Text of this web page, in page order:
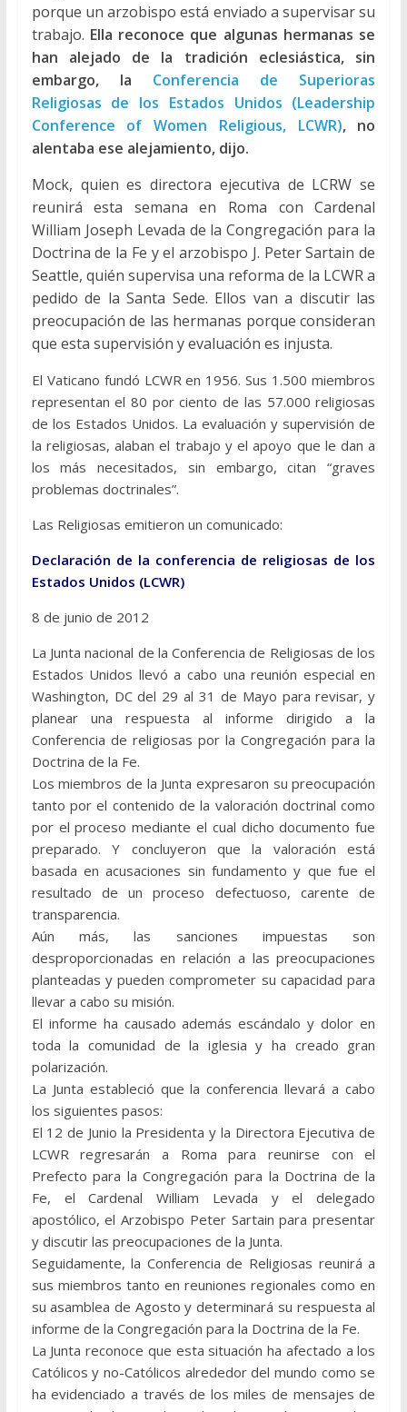
porque un arzobispo está enviado a supervisar su
trabajo. Ella reconoce que algunas hermanas se
han alejado de la tradición eclesiástica, sin
embargo, la Conferencia de Superioras
Religiosas de los Estados Unidos (Leadership
Conference of Women Religious, LCWR), no
alentaba ese alejamiento, dijo.
Mock, quien es directora ejecutiva de LCRW se
reunirá esta semana en Roma con Cardenal
William Joseph Levada de la Congregación para la
Doctrina de la Fe y el arzobispo J. Peter Sartain de
Seattle, quién supervisa una reforma de la LCWR a
pedido de la Santa Sede. Ellos van a discutir las
preocupación de las hermanas porque consideran
que esta supervisión y evaluación es injusta.
El Vaticano fundó LCWR en 1956. Sus 1.500 miembros
representan el 80 por ciento de las 57.000 religiosas
de los Estados Unidos. La evaluación y supervisión de
la religiosas, alaban el trabajo y el apoyo que le dan a
los más necesitados, sin embargo, citan “graves
problemas doctrinales”.
Las Religiosas emitieron un comunicado:
Declaración de la conferencia de religiosas de los
Estados Unidos (LCWR)
8 de junio de 2012
La Junta nacional de la Conferencia de Religiosas de los
Estados Unidos llevó a cabo una reunión especial en
Washington, DC del 29 al 31 de Mayo para revisar, y
planear una respuesta al informe dirigido a la
Conferencia de religiosas por la Congregación para la
Doctrina de la Fe.
Los miembros de la Junta expresaron su preocupación
tanto por el contenido de la valoración doctrinal como
por el proceso mediante el cual dicho documento fue
preparado. Y concluyeron que la valoración está
basada en acusaciones sin fundamento y que fue el
resultado de un proceso defectuoso, carente de
transparencia.
Aún más, las sanciones impuestas son
desproporcionadas en relación a las preocupaciones
planteadas y pueden comprometer su capacidad para
llevar a cabo su misión.
El informe ha causado además escándalo y dolor en
toda la comunidad de la iglesia y ha creado gran
polarización.
La Junta estableció que la conferencia llevará a cabo
los siguientes pasos:
El 12 de Junio la Presidenta y la Directora Ejecutiva de
LCWR regresarán a Roma para reunirse con el
Prefecto para la Congregación para la Doctrina de la
Fe, el Cardenal William Levada y el delegado
apostólico, el Arzobispo Peter Sartain para presentar
y discutir las preocupaciones de la Junta.
Seguidamente, la Conferencia de Religiosas reunirá a
sus miembros tanto en reuniones regionales como en
su asamblea de Agosto y determinará su respuesta al
informe de la Congregación para la Doctrina de la Fe.
La Junta reconoce que esta situación ha afectado a los
Católicos y no-Católicos alrededor del mundo como se
ha evidenciado a través de los miles de mensajes de